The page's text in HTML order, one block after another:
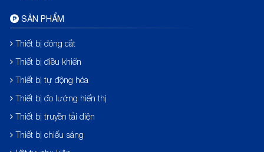
SẢN PHẨM
Thiết bị đóng cắt
Thiết bị điều khiển
Thiết bị tự động hóa
Thiết bị đo lường hiển thị
Thiết bị truyền tải điện
Thiết bị chiếu sáng